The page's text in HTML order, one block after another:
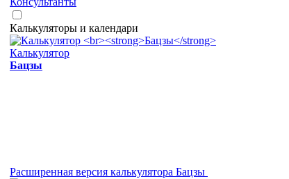
Калькуляторы и календари
Калькулятор
Бацзы
Расширенная версия калькулятора Бацзы